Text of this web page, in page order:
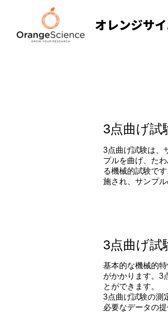
3点曲げ試
3点曲げ試験は、
プルを曲げ、た
る機械的試験で
施され、サンプ
3点曲げ試
基本的な機械的
がかかります。3
とができます。
3点曲げ試験の測
必要なデータの